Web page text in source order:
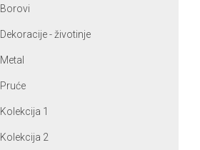
Borovi
Dekoracije - životinje
Metal
Pruće
Kolekcija 1
Kolekcija 2